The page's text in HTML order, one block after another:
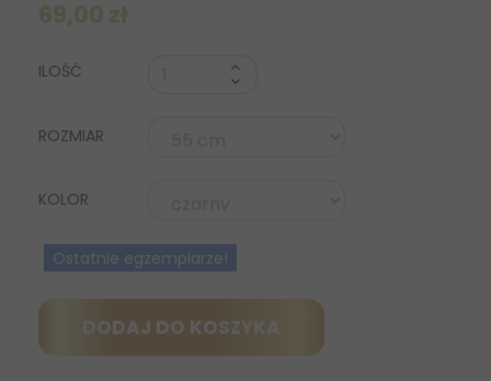
ILOŚĆ
ROZMIAR
KOLOR
Ostatnie egzemplarze!
DODAJ DO KOSZYKA